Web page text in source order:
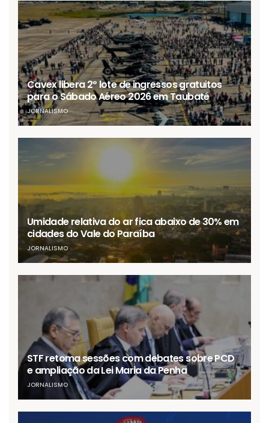
Cavex libera 2º lote de ingressos gratuitos
para o Sábado Aéreo 2026 em Taubaté
JORNALISMO
Umidade relativa do ar fica abaixo de 30% em
cidades do Vale do Paraíba
JORNALISMO
STF retoma sessões com debates sobre PCD
e ampliação da Lei Maria da Penha
JORNALISMO